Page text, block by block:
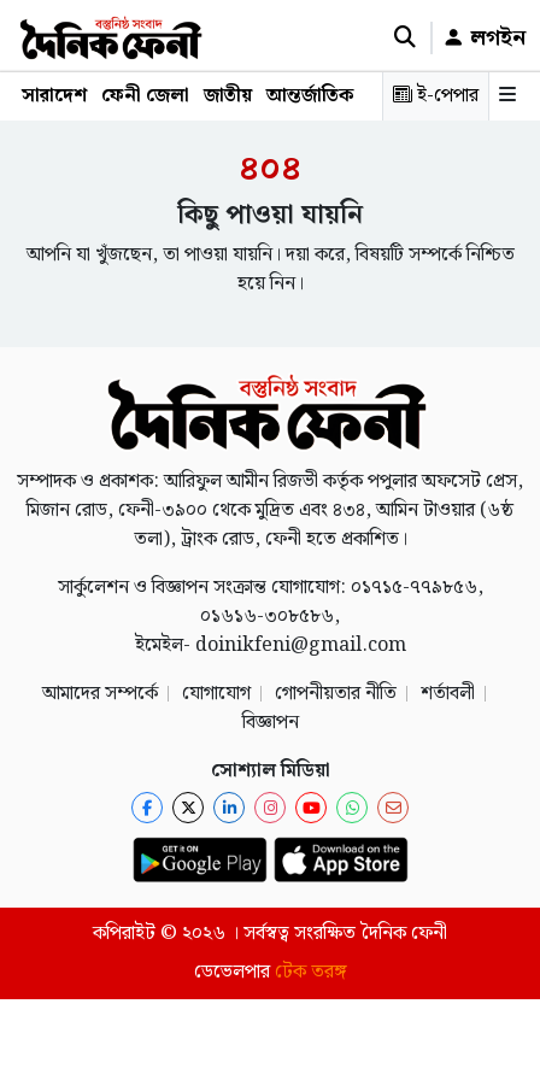
লগইন
সারাদেশ ফেনী জেলা জাতীয় আন্তর্জাতিক রাজনীতি স্বাস্থ্য শিক্ষা
ই-পেপার
৪০৪
কিছু পাওয়া যায়নি
আপনি যা খুঁজছেন, তা পাওয়া যায়নি। দয়া করে, বিষয়টি সম্পর্কে নিশ্চিত
হয়ে নিন।
সম্পাদক ও প্রকাশক: আরিফুল আমীন রিজভী কর্তৃক পপুলার অফসেট প্রেস,
মিজান রোড, ফেনী-৩৯০০ থেকে মুদ্রিত এবং ৪৩৪, আমিন টাওয়ার (৬ষ্ঠ
তলা), ট্রাংক রোড, ফেনী হতে প্রকাশিত।
সার্কুলেশন ও বিজ্ঞাপন সংক্রান্ত যোগাযোগ: ০১৭১৫-৭৭৯৮৫৬,
০১৬১৬-৩০৮৫৮৬,
ইমেইল- doinikfeni@gmail.com
আমাদের সম্পর্কে
যোগাযোগ গোপনীয়তার নীতি
শর্তাবলী
বিজ্ঞাপন
সোশ্যাল মিডিয়া
কপিরাইট © ২০২৬ । সর্বস্বত্ব সংরক্ষিত দৈনিক ফেনী
ডেভেলপারটেক তরঙ্গ